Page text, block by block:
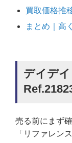
買取価格推
まとめ｜高
デイデ
売る前にまず
「リファレン